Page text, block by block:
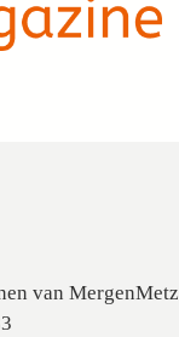
van MergenMetz